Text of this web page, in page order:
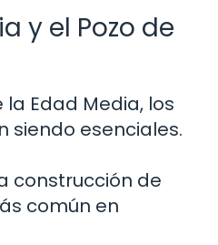
y el Pozo de
Edad Media, los
siendo esenciales.
construcción de
común en